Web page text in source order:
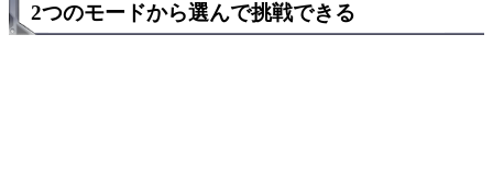
2つのモードから選んで挑戦できる